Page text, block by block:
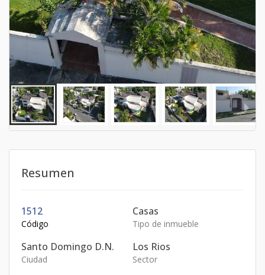
Resumen
1512
Código
Casas
Tipo de inmueble
Santo Domingo D.N.
Ciudad
Los Rios
Sector